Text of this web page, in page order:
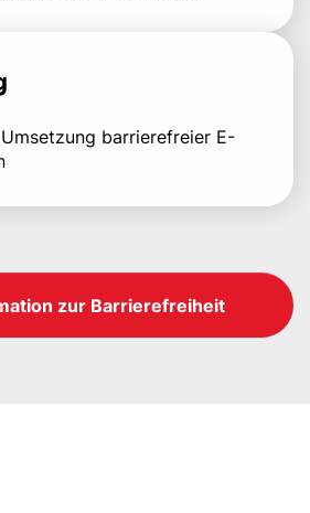
barrierefreier E-
zur Barrierefreiheit